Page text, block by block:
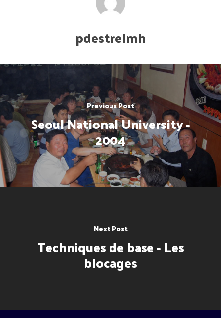
pdestrelmh
Previous Post
Seoul National University -
2004
Next Post
Techniques de base - Les
blocages